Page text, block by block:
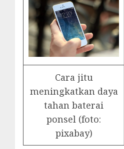
Cara jitu
meningkatkan daya
tahan baterai
ponsel (foto:
pixabay)